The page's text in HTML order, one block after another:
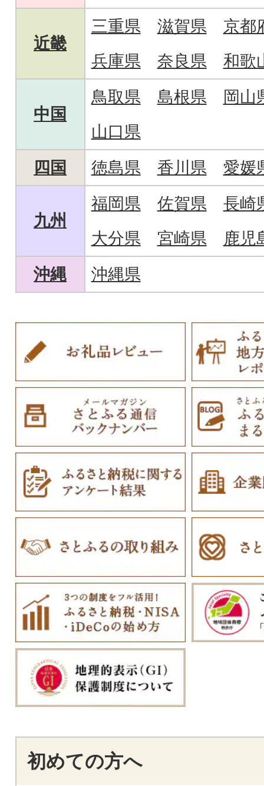
近畿
三重県 滋賀県
京都
兵庫県
奈良県 和歌
中国
鳥取県 島根県
岡山
山口県
四国
徳島県 香川県 愛媛
九州
福岡県 佐賀県
長崎
大分県
宮崎県
鹿児
沖縄
沖縄県
初めての方へ